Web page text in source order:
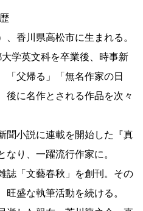
香川県高松市に生まれる。
学英文科を卒業後、時事新
「父帰る」「無名作家の日
後に名作とされる作品を次々
小説に連載を開始した『真
なり、一躍流行作家に。
「文藝春秋」を創刊。その
盛な執筆活動を続ける。